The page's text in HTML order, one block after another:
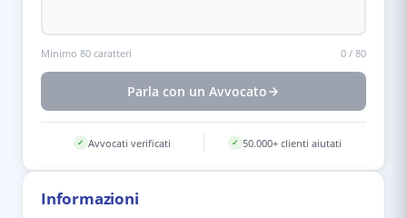
Minimo 80 caratteri 0 / 80
Parla con un Avvocato
✓ Avvocati verificati ✓ 50.000+ clienti aiutati
Informazioni